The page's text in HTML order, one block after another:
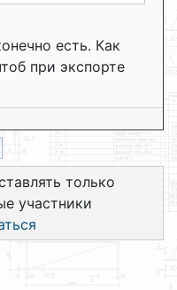
есть. Как
при экспорте
только
участники